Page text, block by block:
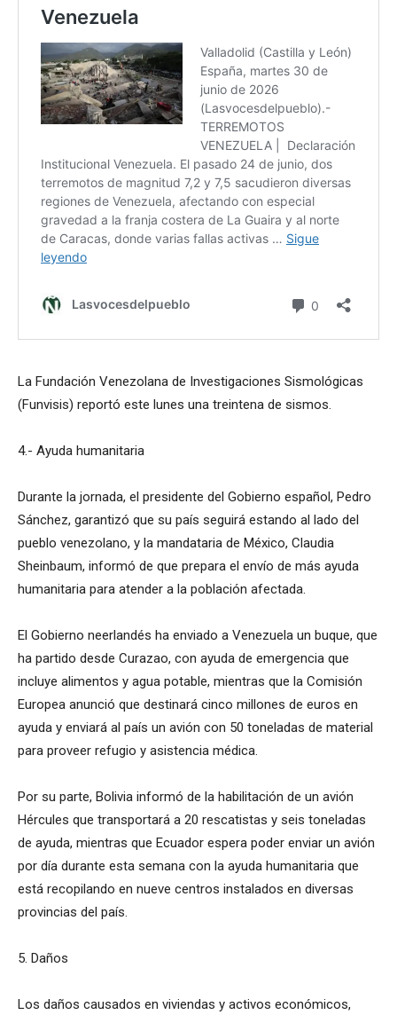
La Fundación Venezolana de Investigaciones Sismológicas
(Funvisis) reportó este lunes una treintena de sismos.
4.- Ayuda humanitaria
Durante la jornada, el presidente del Gobierno español, Pedro
Sánchez, garantizó que su país seguirá estando al lado del
pueblo venezolano, y la mandataria de México, Claudia
Sheinbaum, informó de que prepara el envío de más ayuda
humanitaria para atender a la población afectada.
El Gobierno neerlandés ha enviado a Venezuela un buque, que
ha partido desde Curazao, con ayuda de emergencia que
incluye alimentos y agua potable, mientras que la Comisión
Europea anunció que destinará cinco millones de euros en
ayuda y enviará al país un avión con 50 toneladas de material
para proveer refugio y asistencia médica.
Por su parte, Bolivia informó de la habilitación de un avión
Hércules que transportará a 20 rescatistas y seis toneladas
de ayuda, mientras que Ecuador espera poder enviar un avión
por día durante esta semana con la ayuda humanitaria que
está recopilando en nueve centros instalados en diversas
provincias del país.
5. Daños
Los daños causados en viviendas y activos económicos,